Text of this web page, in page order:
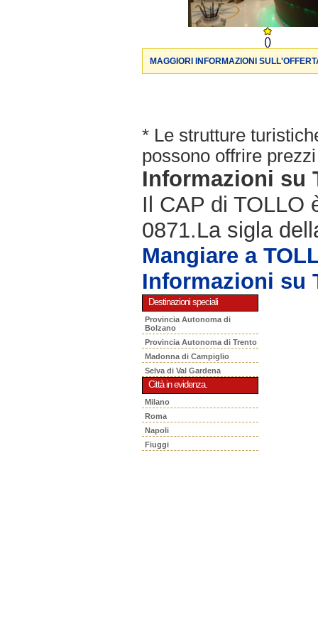
()
MAGGIORI INFORMAZIONI
* Le strutture
possono offrire
Informazioni su
Il CAP di TOLLO
0871.La sigla
Mangiare a
Informazioni su
Destinazioni speciali
Provincia Autonoma di
Bolzano
Provincia Autonoma di Trento
Madonna di Campiglio
Selva di Val Gardena
Città in evidenza.
Milano
Roma
Napoli
Fiuggi